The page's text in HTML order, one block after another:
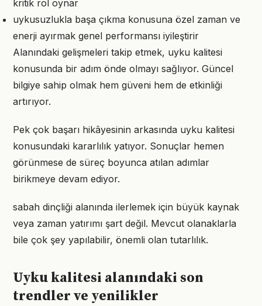
kritik rol oynar
uykusuzlukla başa çıkma konusuna özel zaman ve
enerji ayırmak genel performansı iyileştirir
Alanındaki gelişmeleri takip etmek, uyku kalitesi
konusunda bir adım önde olmayı sağlıyor. Güncel
bilgiye sahip olmak hem güveni hem de etkinliği
artırıyor.
Pek çok başarı hikâyesinin arkasında uyku kalitesi
konusundaki kararlılık yatıyor. Sonuçlar hemen
görünmese de süreç boyunca atılan adımlar
birikmeye devam ediyor.
sabah dinçliği alanında ilerlemek için büyük kaynak
veya zaman yatırımı şart değil. Mevcut olanaklarla
bile çok şey yapılabilir, önemli olan tutarlılık.
Uyku kalitesi alanındaki son
trendler ve yenilikler